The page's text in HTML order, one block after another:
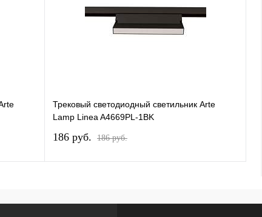
Трековый светодиодный светильник Arte
Lamp Linea A4669PL-1BK
186 pуб. 186 pуб.